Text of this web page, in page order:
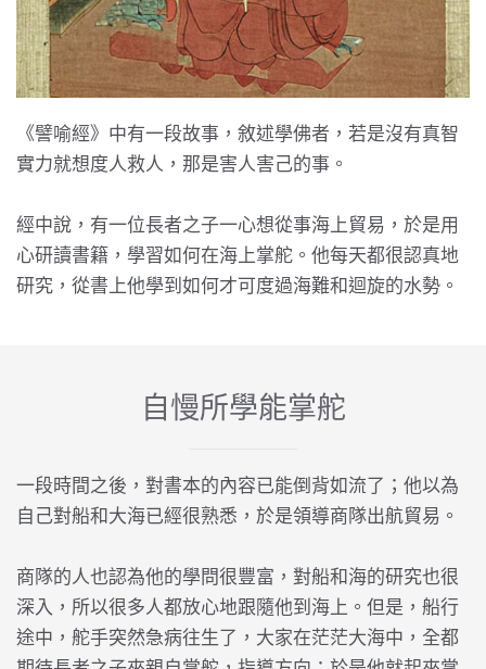
《譬喻經》中有一段故事，敘述學佛者，若是沒有真智
實力就想度人救人，那是害人害己的事。
經中說，有一位長者之子一心想從事海上貿易，於是用
心研讀書籍，學習如何在海上掌舵。他每天都很認真地
研究，從書上他學到如何才可度過海難和迴旋的水勢。
自慢所學能掌舵
一段時間之後，對書本的內容已能倒背如流了；他以為
自己對船和大海已經很熟悉，於是領導商隊出航貿易。
商隊的人也認為他的學問很豐富，對船和海的研究也很
深入，所以很多人都放心地跟隨他到海上。但是，船行
途中，舵手突然急病往生了，大家在茫茫大海中，全都